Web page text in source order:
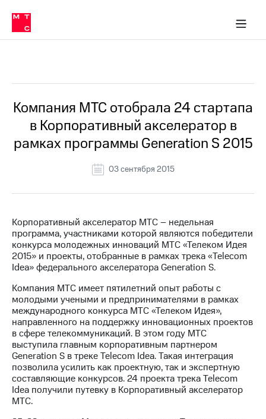
Медиа-центр
и акционерам
Устойчивое развитие
Комплаенс и деловая этика
компании
Карьера
История
компании
Руководство
информация
Контакты
Медиа-центр
Пресс-
релизы
МТС
о технологиях
Достижения
Интервью
Финансовая
отчетность
Контакты
в МТС
Пресс-
релизы
МТС
о технологиях
Компания МТС отобрала 24 стартапа
в Корпоративный акселератор в
рамках программы Generation S 2015
03 сентября 2015
Корпоративный акселератор МТС – недельная
программа, участниками которой являются победители
конкурса молодежных инноваций МТС «Телеком Идея
2015» и проекты, отобранные в рамках трека «Telecom
Idea» федерального акселератора Generation S.
Компания МТС имеет пятилетний опыт работы с
молодыми учеными и предпринимателями в рамках
международного конкурса МТС «Телеком Идея»,
направленного на поддержку инновационных проектов
в сфере телекоммуникаций. В этом году МТС
выступила главным корпоративным партнером
Generation S в треке Telecom Idea. Такая интеграция
позволила усилить как проектную, так и экспертную
составляющие конкурсов. 24 проекта трека Telecom
Idea получили путевку в Корпоративный акселератор
МТС.